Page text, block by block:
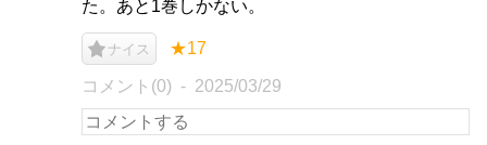
た。あと1巻しかない。
ナイス ★17
コメント(0) 2025/03/29